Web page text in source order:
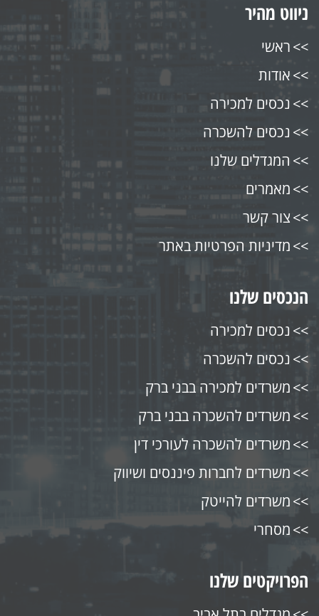
ניווט מהיר
ראשי
אודות
נכסים למכירה
נכסים להשכרה
המגדלים שלנו
מאמרים
צור קשר
מדיניות הפרטיות באתר
הנכסים שלנו
נכסים למכירה
נכסים להשכרה
משרדים למכירה בבני ברק
משרדים להשכרה בבני ברק
משרדים להשכרה לעורכי דין
משרדים לחברות פיננסים ושיווק
משרדים להייטק
מסחרי
הפרויקטים שלנו